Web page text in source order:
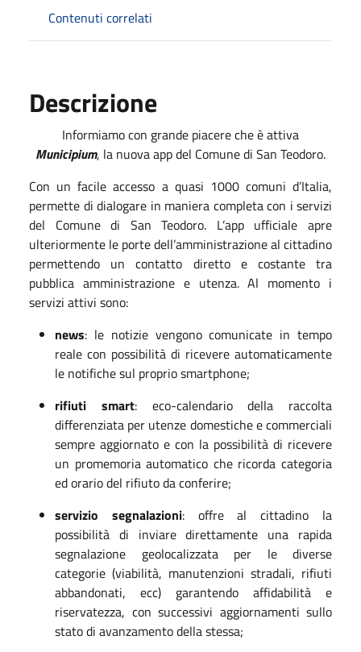
Contenuti correlati
Descrizione
Informiamo con grande piacere che è attiva
Municipium, la nuova app del Comune di San Teodoro.
Con un facile accesso a quasi 1000 comuni d’Italia,
permette di dialogare in maniera completa con i servizi
del Comune di San Teodoro. L’app ufficiale apre
ulteriormente le porte dell’amministrazione al cittadino
permettendo un contatto diretto e costante tra
pubblica amministrazione e utenza.Al momento i
servizi attivi sono:
news: le notizie vengono comunicate in tempo
reale con possibilità di ricevere automaticamente
le notifiche sul proprio smartphone;
rifiuti smart: eco-calendario della raccolta
differenziata per utenze domestiche e commerciali
sempre aggiornato e con la possibilità di ricevere
un promemoria automatico che ricorda categoria
ed orario del rifiuto da conferire;
servizio segnalazioni: offre al cittadino la
possibilità di inviare direttamente una rapida
segnalazione geolocalizzata per le diverse
categorie (viabilità, manutenzioni stradali, rifiuti
abbandonati, ecc) garantendo affidabilità e
riservatezza, con successivi aggiornamenti sullo
stato di avanzamento della stessa;